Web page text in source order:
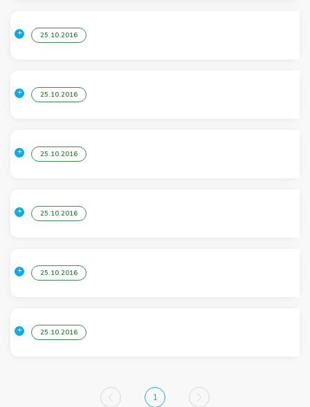
25.10.2016
25.10.2016
25.10.2016
25.10.2016
25.10.2016
25.10.2016
1